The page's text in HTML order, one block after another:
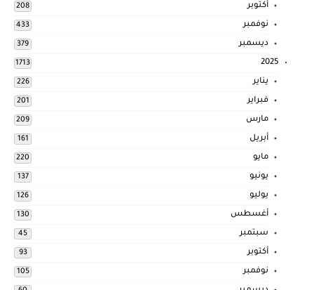
أكتوبر 208
نوفمبر 433
ديسمبر 379
2025
1713
يناير 226
فبراير 201
مارس 209
أبريل 161
مايو 220
يونيو 137
يوليو 126
أغسطس 130
سبتمبر 45
أكتوبر 93
نوفمبر 105